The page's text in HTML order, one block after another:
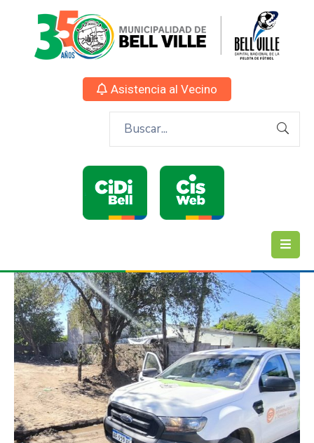
Asistencia al Vecino